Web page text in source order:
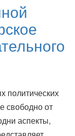
политических
свободно от
аспекты,